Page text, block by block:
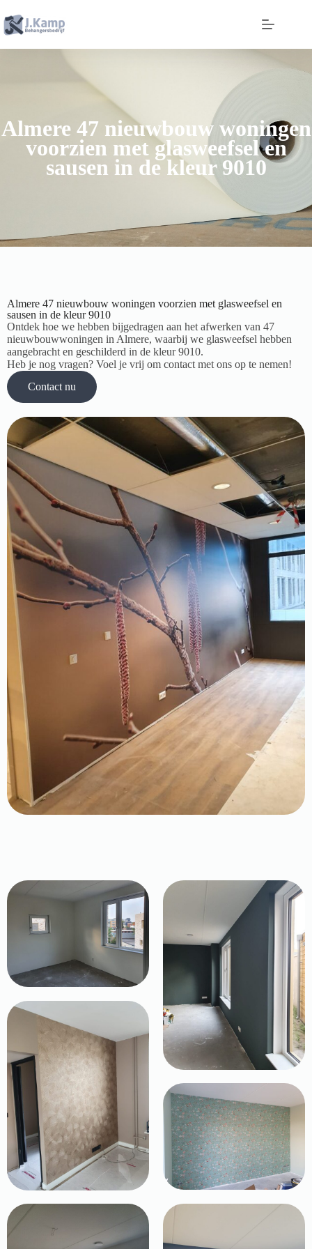
Almere 47 nieuwbouw woningen
voorzien met glasweefsel en
sausen in de kleur 9010
Almere 47 nieuwbouw woningen voorzien met glasweefsel en
sausen in de kleur 9010
Ontdek hoe we hebben bijgedragen aan het afwerken van 47
nieuwbouwwoningen in Almere, waarbij we glasweefsel hebben
aangebracht en geschilderd in de kleur 9010.
Heb je nog vragen? Voel je vrij om contact met ons op te nemen!
Contact nu